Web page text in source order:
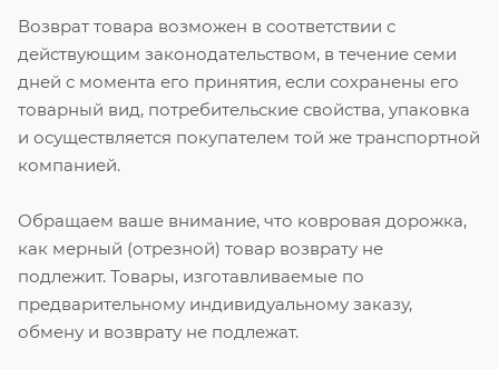
Возврат товара возможен в соответствии с
действующим законодательством, в течение семи
дней с момента его принятия, если сохранены его
товарный вид, потребительские свойства, упаковка
и осуществляется покупателем той же транспортной
компанией.
Обращаем ваше внимание, что ковровая дорожка,
как мерный (отрезной) товар возврату не
подлежит. Товары, изготавливаемые по
предварительному индивидуальному заказу,
обмену и возврату не подлежат.